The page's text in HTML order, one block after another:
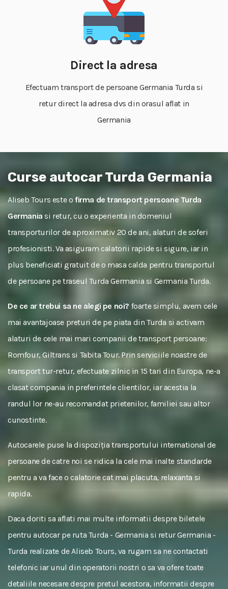
Direct la adresa
Efectuam transport de persoane Germania Turda si
retur direct la adresa dvs din orasul aflat in
Germania
Curse autocar Turda Germania
Aliseb Tours este o firma de transport persoane Turda
Germania si retur, cu o experienta in domeniul
transporturilor de aproximativ 20 de ani, alaturi de soferi
profesionisti. Va asiguram calatorii rapide si sigure, iar in
plus beneficiati gratuit de o masa calda pentru transportul
de persoane pe traseul Turda Germania si Germania Turda.
De ce ar trebui sa ne alegi pe noi? foarte simplu, avem cele
mai avantajoase preturi de pe piata din Turda si activam
alaturi de cele mai mari companii de transport persoane:
Romfour, Giltrans si Tabita Tour. Prin serviciile noastre de
transport tur-retur, efectuate zilnic in 15 tari din Europa, ne-a
clasat compania in preferintele clientilor, iar acestia la
randul lor ne-au recomandat prietenilor, familiei sau altor
cunostinte.
Autocarele puse la dispoziția transportului international de
persoane de catre noi se ridica la cele mai inalte standarde
pentru a va face o calatorie cat mai placuta, relaxanta si
rapida.
Daca doriti sa aflati mai multe informatii despre biletele
pentru autocar pe ruta Turda - Germania si retur Germania -
Turda realizate de Aliseb Tours, va rugam sa ne contactati
telefonic iar unul din operatorii nostri o sa va ofere toate
detaliile necesare despre pretul acestora, informatii despre